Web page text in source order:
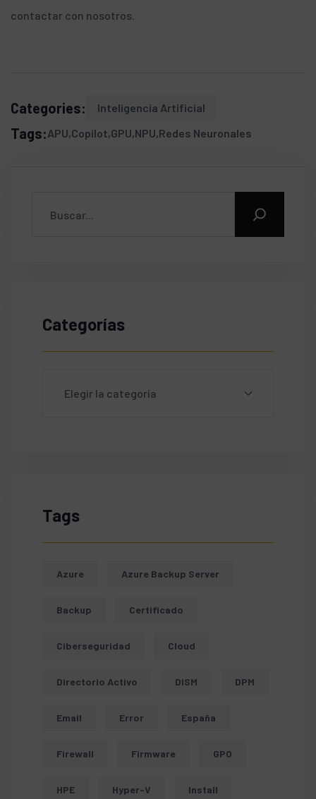
contactar con nosotros.
Categories: Inteligencia Artificial
Tags:APU Copilot GPU NPU Redes Neuronales
Categorías
Tags
Azure Azure Backup Server
Backup Certificado
Ciberseguridad Cloud
Directorio Activo DISM DPM
Email Error España
Firewall Firmware GPO
HPE Hyper-V Install